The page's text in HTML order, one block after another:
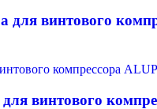
для винтового
винтового